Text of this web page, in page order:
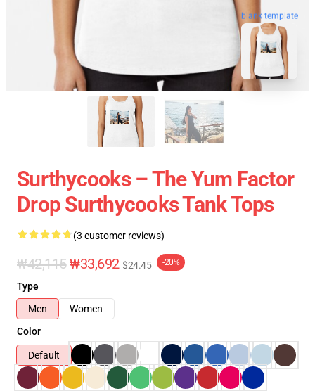
blank template
Surthycooks – The Yum Factor
Drop Surthycooks Tank Tops
(3 customer reviews)
₩42,115₩33,692 $24.45 -20%
Type
Men
Women
Color
Default